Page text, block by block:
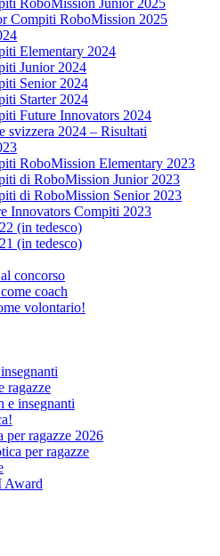
RoboMission Junior 2025
Compiti RoboMission 2025
Elementary 2024
Junior 2024
Senior 2024
Starter 2024
Future Innovators 2024
svizzera 2024 – Risultati
RoboMission Elementary 2023
di RoboMission Junior 2023
di RoboMission Senior 2023
Innovators Compiti 2023
(in tedesco)
(in tedesco)
concorso
coach
volontario!
ragazze
e insegnanti
per ragazze 2026
per ragazze
Award